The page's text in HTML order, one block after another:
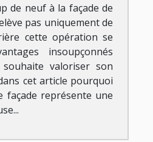
de neuf à la façade de
pas uniquement de
cette opération se
insoupçonnés
valoriser son
cet article pourquoi
façade représente une